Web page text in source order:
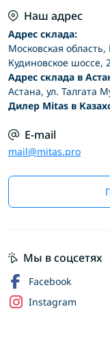
Наш адрес
Адрес склада:
Московская
Кудиновское шоссе,
Адрес склада в
Астана, ул. Талгата
Дилер Mitas в
E-mail
mail@mitas.pro
Мы в соцсетях
Facebook
Instagram